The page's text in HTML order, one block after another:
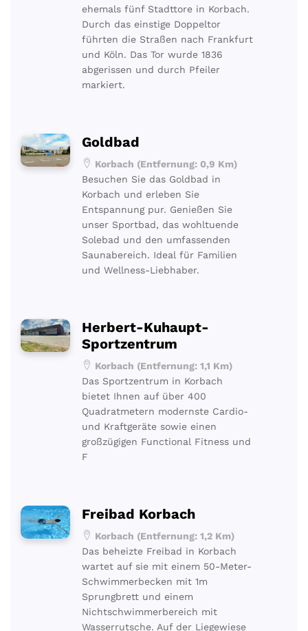
ehemals fünf Stadttore in Korbach.
Durch das einstige Doppeltor
führten die Straßen nach Frankfurt
und Köln. Das Tor wurde 1836
abgerissen und durch Pfeiler
markiert.
Goldbad
Korbach (Entfernung: 0,9 Km)
Besuchen Sie das Goldbad in
Korbach und erleben Sie
Entspannung pur. Genießen Sie
unser Sportbad, das wohltuende
Solebad und den umfassenden
Saunabereich. Ideal für Familien
und Wellness-Liebhaber.
Herbert-Kuhaupt-
Sportzentrum
Korbach (Entfernung: 1,1 Km)
Das Sportzentrum in Korbach
bietet Ihnen auf über 400
Quadratmetern modernste Cardio-
und Kraftgeräte sowie einen
großzügigen Functional Fitness und
F
Freibad Korbach
Korbach (Entfernung: 1,2 Km)
Das beheizte Freibad in Korbach
wartet auf sie mit einem 50-Meter-
Schwimmerbecken mit 1m
Sprungbrett und einem
Nichtschwimmerbereich mit
Wasserrutsche. Auf der Liegewiese